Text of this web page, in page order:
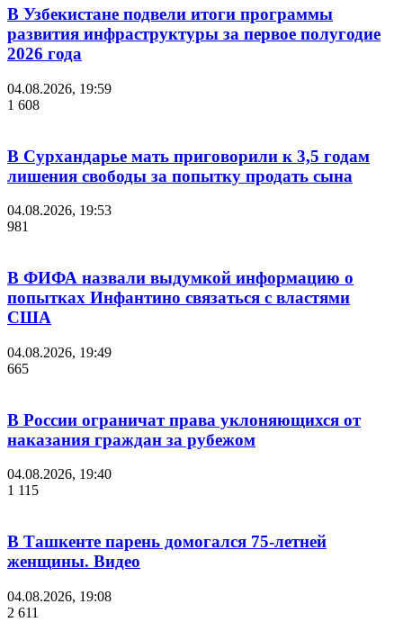
В Узбекистане подвели итоги программы
развития инфраструктуры за первое полугодие
2026 года
04.08.2026, 19:59
1 608
В Сурхандарье мать приговорили к 3,5 годам
лишения свободы за попытку продать сына
04.08.2026, 19:53
981
В ФИФА назвали выдумкой информацию о
попытках Инфантино связаться с властями
США
04.08.2026, 19:49
665
В России ограничат права уклоняющихся от
наказания граждан за рубежом
04.08.2026, 19:40
1 115
В Ташкенте парень домогался 75-летней
женщины. Видео
04.08.2026, 19:08
2 611